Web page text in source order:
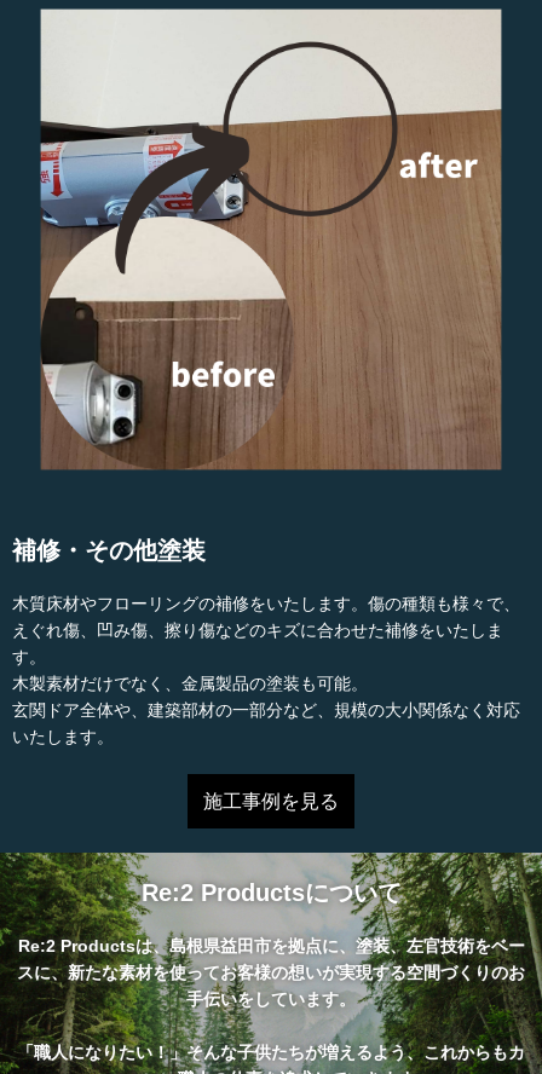
補修・その他塗装
木質床材やフローリングの補修をいたします。傷の種類も様々で、
えぐれ傷、凹み傷、擦り傷などのキズに合わせた補修をいたしま
す。
木製素材だけでなく、金属製品の塗装も可能。
玄関ドア全体や、建築部材の一部分など、規模の大小関係なく対応
いたします。
施工事例を見る
Re:2 Productsについて
Re:2 Productsは、島根県益田市を拠点に、塗装、左官技術をベー
スに、新たな素材を使ってお客様の想いが実現する空間づくりのお
手伝いをしています。
「職人になりたい！」そんな子供たちが増えるよう、これからもカ